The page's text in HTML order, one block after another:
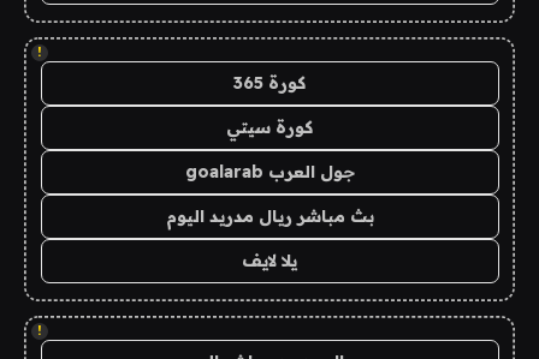
!
كورة 365
كورة سيتي
جول العرب goalarab
بث مباشر ريال مدريد اليوم
يلا لايف
!